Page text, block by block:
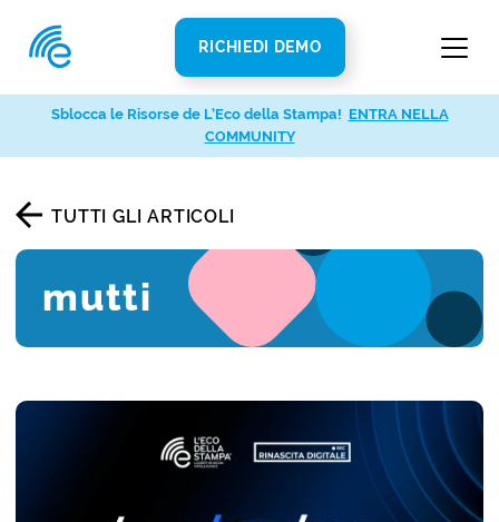
RICHIEDI DEMO
TUTTI GLI ARTICOLI
mutti
Sblocca le Risorse de L’Eco della Stampa! ENTRA NELLA
COMMUNITY